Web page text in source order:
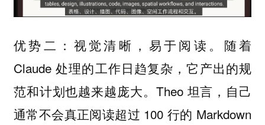
优势二：视觉清晰，易于阅读。随着
Claude 处理的工作日趋复杂，它产出的规
范和计划也越来越庞大。Theo 坦言，自己
通常不会真正阅读超过 100 行的 Markdown